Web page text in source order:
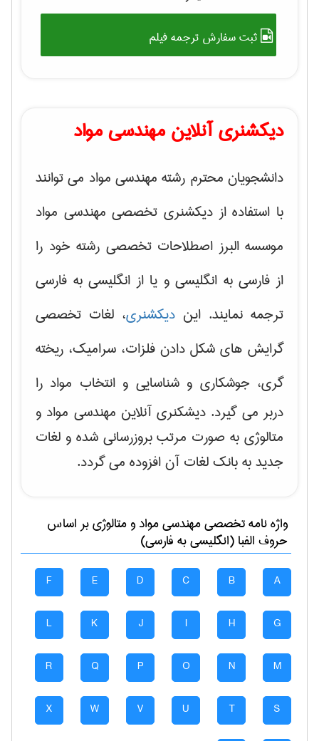
ثبت سفارش ترجمه فیلم
دیکشنری آنلاین مهندسی مواد
دانشجویان محترم رشته مهندسی مواد می توانند
با استفاده از دیکشنری تخصصی مهندسی مواد
موسسه البرز اصطلاحات تخصصی رشته خود را
از فارسی به انگلیسی و یا از انگلیسی به فارسی
ترجمه نمایند. این دیکشنری، لغات تخصصی
گرایش های شکل دادن فلزات، سرامیک، ریخته
گری، جوشکاری و شناسایی و انتخاب مواد را
دربر می گیرد. دیشکنری آنلاین مهندسی مواد و
متالوژی به صورت مرتب بروزرسانی شده و لغات
جدید به بانک لغات آن افزوده می گردد.
واژه نامه تخصصیمهندسی مواد و متالوژیبر اساس
حروف الفبا (انگلیسی به فارسی)
A
B
C
D
E
F
G
H
I
J
K
L
M
N
O
P
Q
R
S
T
U
V
W
X